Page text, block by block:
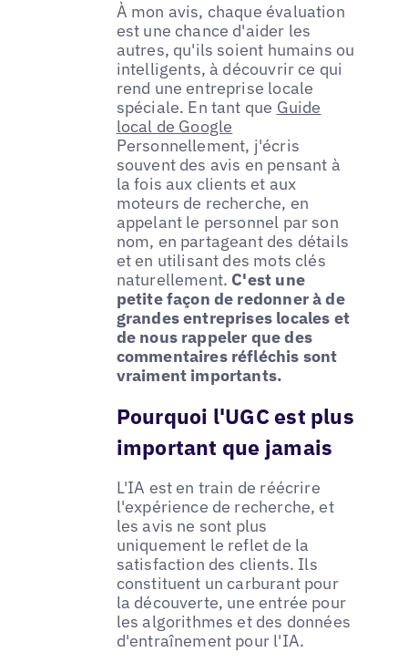
À mon avis, chaque évaluation
est une chance d'aider les
autres, qu'ils soient humains ou
intelligents, à découvrir ce qui
rend une entreprise locale
spéciale. En tant que Guide
local de Google
Personnellement, j'écris
souvent des avis en pensant à
la fois aux clients et aux
moteurs de recherche, en
appelant le personnel par son
nom, en partageant des détails
et en utilisant des mots clés
naturellement. C'est une
petite façon de redonner à de
grandes entreprises locales et
de nous rappeler que des
commentaires réfléchis sont
vraiment importants.
Pourquoi l'UGC est plus
important que jamais
L'IA est en train de réécrire
l'expérience de recherche, et
les avis ne sont plus
uniquement le reflet de la
satisfaction des clients. Ils
constituent un carburant pour
la découverte, une entrée pour
les algorithmes et des données
d'entraînement pour l'IA.